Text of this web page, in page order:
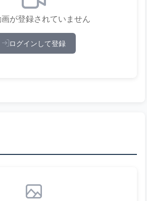
画が登録されていません
ログインして登録